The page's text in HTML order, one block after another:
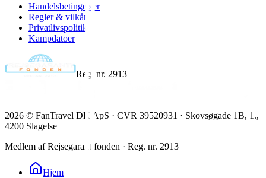
Handelsbetingelser
Regler & vilkår
Privatlivspolitik
Kampdatoer
Reg. nr. 2913
2026 © FanTravel DK ApS · CVR 39520931 · Skovsøgade 1B, 1.,
4200 Slagelse
Medlem af Rejsegarantifonden · Reg. nr. 2913
Hjem